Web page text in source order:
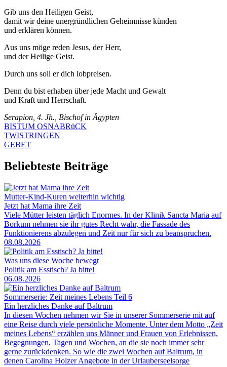
Gib uns den Heiligen Geist,
damit wir deine unergründlichen Geheimnisse künden
und erklären können.
Aus uns möge reden Jesus, der Herr,
und der Heilige Geist.
Durch uns soll er dich lobpreisen.
Denn du bist erhaben über jede Macht und Gewalt
und Kraft und Herrschaft.
Serapion, 4. Jh., Bischof in Ägypten
BISTUM OSNABRüCK
TWISTRINGEN
GEBET
Beliebteste Beiträge
Mutter-Kind-Kuren weiterhin wichtig
Jetzt hat Mama ihre Zeit
Viele Mütter leisten täglich Enormes. In der Klinik Sancta Maria auf
Borkum nehmen sie ihr gutes Recht wahr, die Fassade des
Funktionierens abzulegen und Zeit nur für sich zu beanspruchen.
08.08.2026
Was uns diese Woche bewegt
Politik am Esstisch? Ja bitte!
06.08.2026
Sommerserie: Zeit meines Lebens Teil 6
Ein herzliches Danke auf Baltrum
In diesen Wochen nehmen wir Sie in unserer Sommerserie mit auf
eine Reise durch viele persönliche Momente. Unter dem Motto „Zeit
meines Lebens“ erzählen uns Männer und Frauen von Erlebnissen,
Begegnungen, Tagen und Wochen, an die sie noch immer sehr
gerne zurückdenken. So wie die zwei Wochen auf Baltrum, in
denen Carolina Holzer Angebote in der Urlauberseelsorge